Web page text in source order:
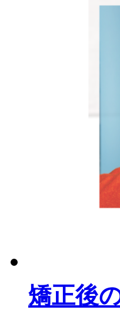
矯正後